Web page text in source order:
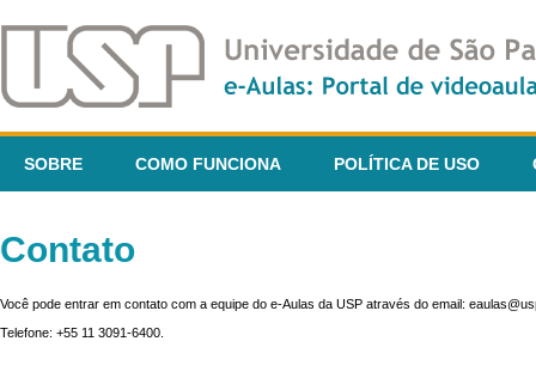
SOBRE COMO FUNCIONA POLÍTICA DE USO
Contato
Você pode entrar em contato com a equipe do e-Aulas da USP através do email:
Telefone: +55 11 3091-6400.